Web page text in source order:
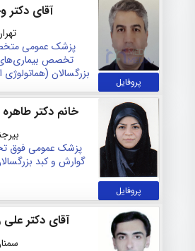
پروفایل
آقای دکتر
پزشک عمومی
تخصص
بزرگسالان (هماتولوژی
پروفایل
خانم دکتر
پزشک عمومیفوق
گوارش و کبد
آقای دکتر علی